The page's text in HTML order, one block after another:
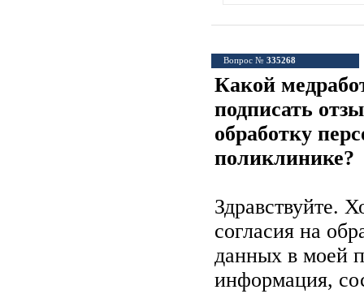
Вопрос № 335268
Какой
подписать
обработку
поликлинике?
Здравствуйте.
согласия на
данных в моей
информация,